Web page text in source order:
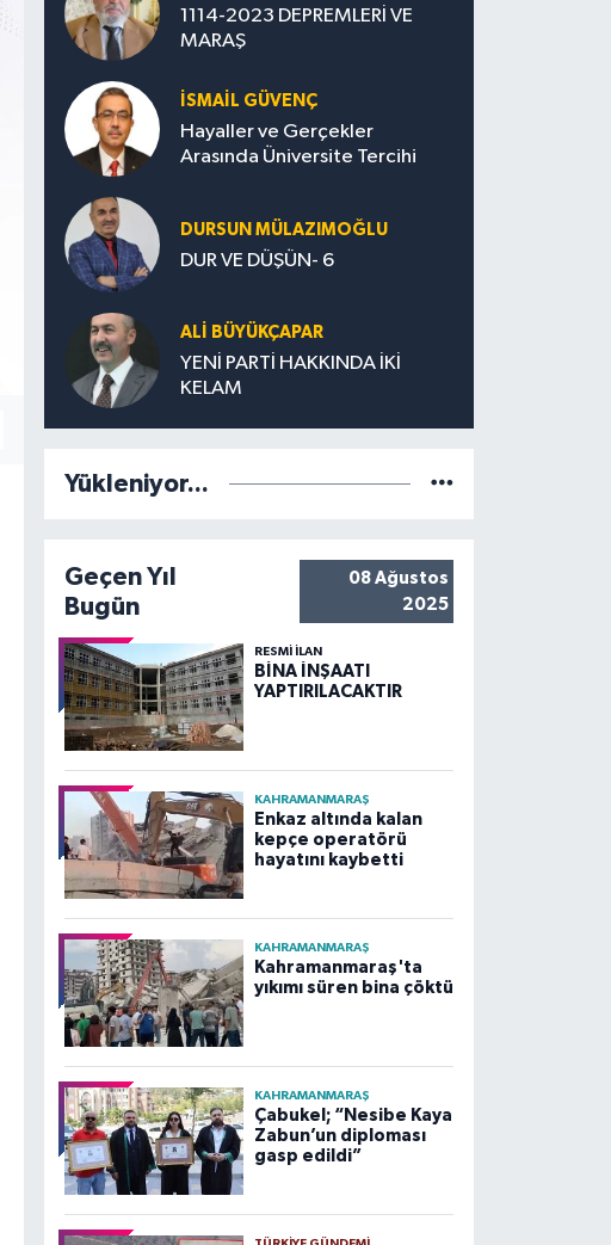
1114-2023 DEPREMLERİ VE
MARAŞ
İSMAİL GÜVENÇ
Hayaller ve Gerçekler
Arasında Üniversite Tercihi
DURSUN MÜLAZIMOĞLU
DUR VE DÜŞÜN- 6
ALİ BÜYÜKÇAPAR
YENİ PARTİ HAKKINDA İKİ
KELAM
Yükleniyor...
Geçen Yıl
Bugün
08 Ağustos
2025
RESMİ İLAN
BİNA İNŞAATI
YAPTIRILACAKTIR
KAHRAMANMARAŞ
Enkaz altında kalan
kepçe operatörü
hayatını kaybetti
KAHRAMANMARAŞ
Kahramanmaraş'ta
yıkımı süren bina çöktü
KAHRAMANMARAŞ
Çabukel; “Nesibe Kaya
Zabun’un diploması
gasp edildi”